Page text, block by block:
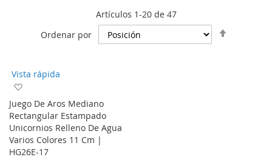
Artículos 1-20de 47
Ordenar por
Vista rápida
la
lista
de
deseos
Juego De Aros Mediano
Rectangular Estampado
Unicornios Relleno De Agua
Varios Colores 11 Cm |
HG26E-17